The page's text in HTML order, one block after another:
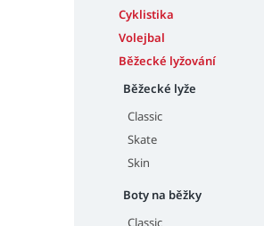
Cyklistika
Volejbal
Běžecké lyžování
Běžecké lyže
Classic
Skate
Skin
Boty na běžky
Classic